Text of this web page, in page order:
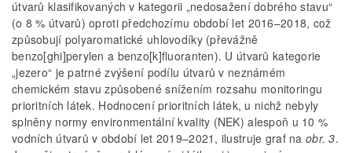
útvarů klasifikovaných v kategorii „nedosažení dobrého stavu“
(o 8 % útvarů) oproti předchozímu období let 2016–2018, což
způsobují polyaromatické uhlovodíky (převážně
benzo[ghi]perylen a benzo[k]fluoranten). U útvarů kategorie
„jezero“ je patrné zvýšení podílu útvarů v neznámém
chemickém stavu způsobené snížením rozsahu monitoringu
prioritních látek. Hodnocení prioritních látek, u nichž nebyly
splněny normy environmentální kvality (NEK) alespoň u 10 %
vodních útvarů v období let 2019–2021, ilustruje graf na obr. 3.